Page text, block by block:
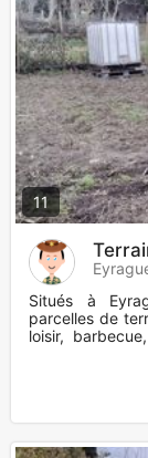
11
Situés à
parcelles de
loisir,